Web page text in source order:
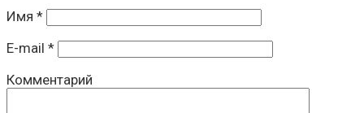
Имя *
E-mail *
Комментарий